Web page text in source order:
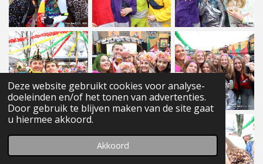
Deze website gebruikt cookies voor analyse-
doeleinden en/of het tonen van advertenties.
Door gebruik te blijven maken van de site gaat
u hiermee akkoord.
Akkoord